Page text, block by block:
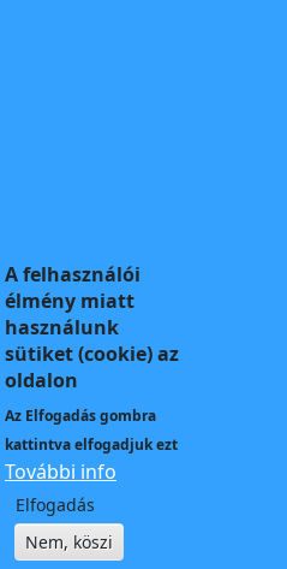
A felhasználói
élmény miatt
használunk
sütiket (cookie) az
oldalon
Az Elfogadásgombra
kattintva elfogadjuk ezt
További info
Elfogadás
Nem, köszi